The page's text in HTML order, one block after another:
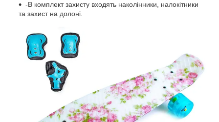
-В комплект захисту входять наколінники, налокітники
та захист на долоні.